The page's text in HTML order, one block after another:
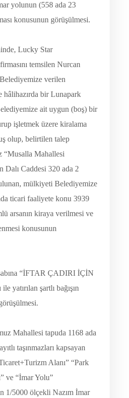
yolunun (558 ada 23
konusunun görüşülmesi.
Lucky Star
temsilen Nurcan
verilen
hâlihazırda bir Lunapark
ait uygun (boş) bir
işletmek üzere kiralama
olup, belirtilen talep
“Musalla Mahallesi
Dalı Caddesi 320 ada 2
mülkiyeti Belediyemize
ticari faaliyete konu 3939
arsanın kiraya verilmesi ve
konusunun
“İFTAR ÇADIRI İÇİN
yatırılan şartlı bağışın
Mahallesi tapuda 1168 ada
taşınmazları kapsayan
Alanı” “Park
ve “İmar Yolu”
1/5000 ölçekli Nazım İmar